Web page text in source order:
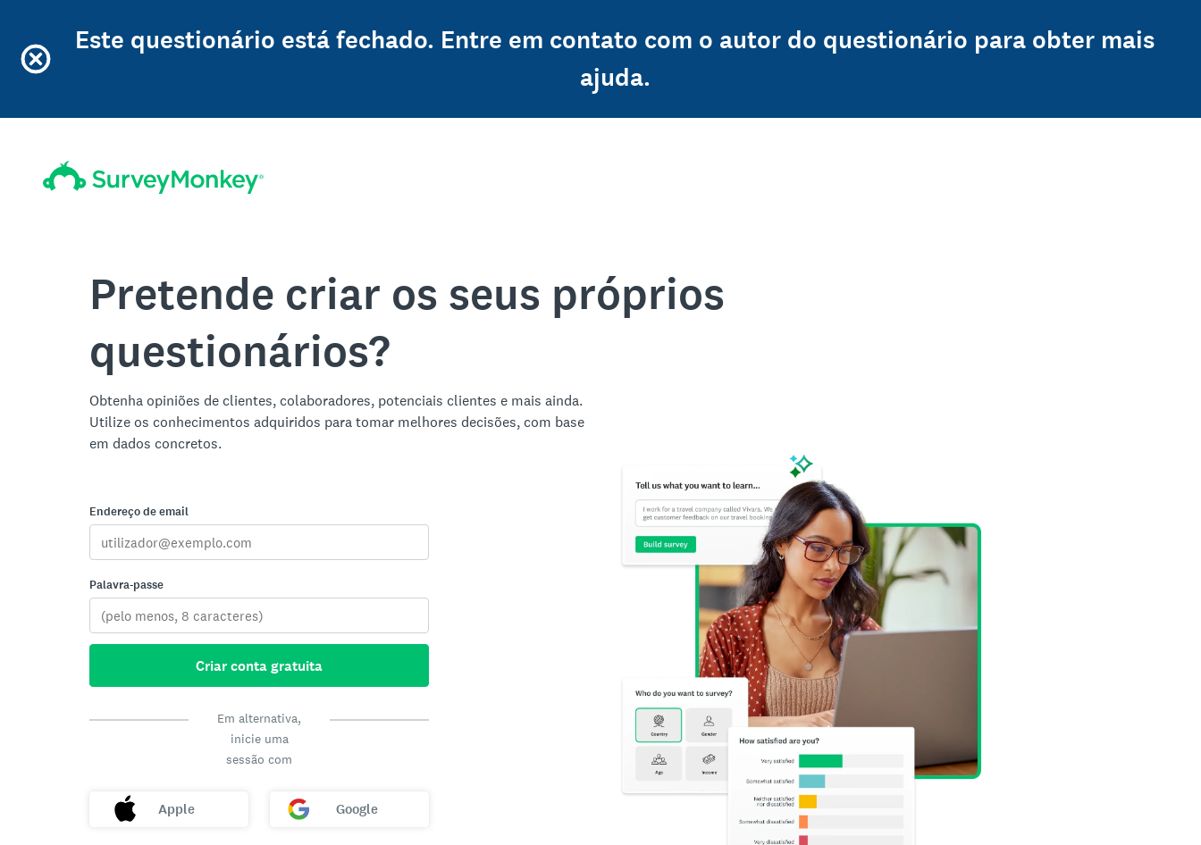
Este questionário está fechado. Entre em contato com o autor do questionário para obter mais
ajuda.
Pretende criar os seus próprios
questionários?
Obtenha opiniões de clientes, colaboradores, potenciais clientes e mais ainda.
Utilize os conhecimentos adquiridos para tomar melhores decisões, com base
em dados concretos.
Endereço de email
Palavra-passe
Criar conta gratuita
Em alternativa,
inicie uma
sessão com
Apple Google